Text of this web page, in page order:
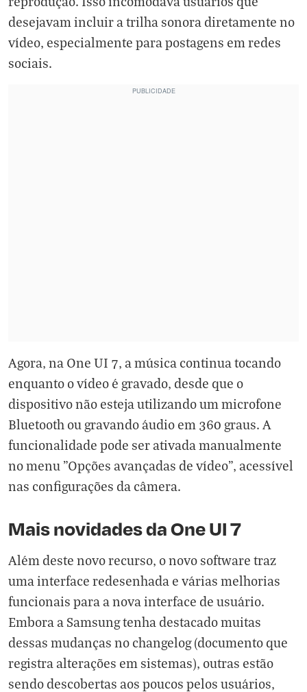
desejavam incluir a trilha sonora diretamente no
vídeo, especialmente para postagens em redes
sociais.
Agora, na One UI 7, a música continua tocando
enquanto o vídeo é gravado, desde que o
dispositivo não esteja utilizando um microfone
Bluetooth ou gravando áudio em 360 graus. A
funcionalidade pode ser ativada manualmente
no menu "Opções avançadas de vídeo", acessível
nas configurações da câmera.
Mais novidades da One UI 7
Além deste novo recurso, o novo software traz
uma interface redesenhada e várias melhorias
funcionais para a nova interface de usuário.
Embora a Samsung tenha destacado muitas
dessas mudanças no changelog (documento que
registra alterações em sistemas), outras estão
sendo descobertas aos poucos pelos usuários,